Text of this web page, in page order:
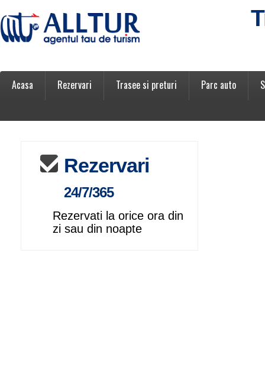
Acasa Rezervari Trasee si preturi Parc auto
Rezervari
24/7/365
Rezervati la orice ora din
zi sau din noapte